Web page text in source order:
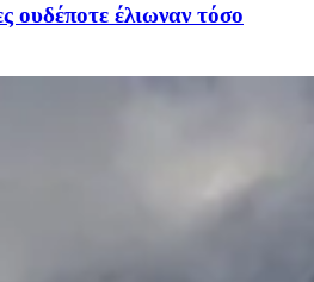
ουδέποτε έλιωναν τόσο